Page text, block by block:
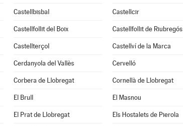
Castellbisbal Castellcir
Castellfollit del Boix Castellfollit de Riubregós
Castellterçol Castellví de la Marca
Cerdanyola del Vallès Cervelló
Corbera de Llobregat Cornellà de Llobregat
El Brull El Masnou
El Prat de Llobregat Els Hostalets de Pierola